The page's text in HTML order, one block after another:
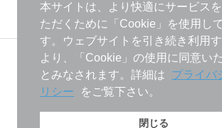
本サイトは、より快適にサービス
ただくために「Cookie」を使用し
す。ウェブサイトを引き続き利用
より、「Cookie」の使用に同意い
とみなされます。詳細は
プライバ
リシー
をご覧下さい。
閉じる
Career Connections GmbH
Immermannstr.53 40210
TEL: +49(0)211 179 352-0 FAX: +49(0)211 179 352-29
info＠career-connections.eu © Career Connections